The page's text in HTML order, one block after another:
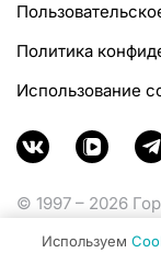
Политика
Использование
© 1997 – 2026
Используем